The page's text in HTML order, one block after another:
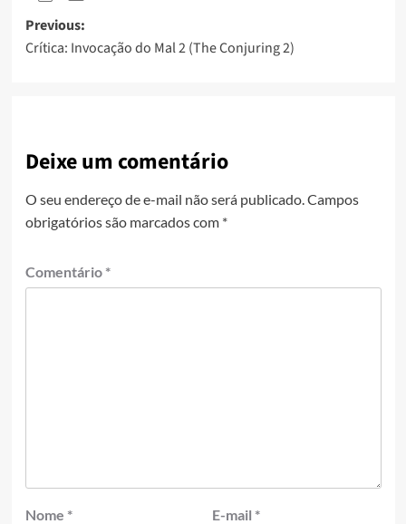
Previous:
Crítica: Invocação do Mal 2 (The Conjuring 2)
Deixe um comentário
O seu endereço de e-mail não será publicado. Campos
obrigatórios são marcados com *
Comentário *
Nome * E-mail *